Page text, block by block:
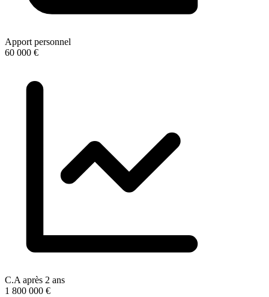
Apport personnel
60 000 €
C.A après 2 ans
1 800 000 €